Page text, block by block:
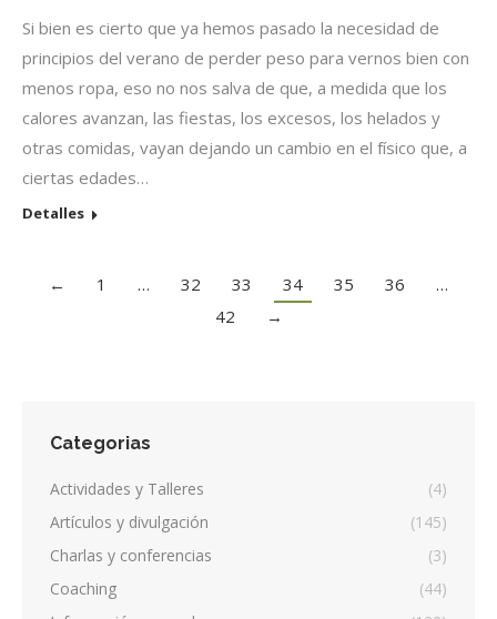
Si bien es cierto que ya hemos pasado la necesidad de
principios del verano de perder peso para vernos bien con
menos ropa, eso no nos salva de que, a medida que los
calores avanzan, las fiestas, los excesos, los helados y
otras comidas, vayan dejando un cambio en el físico que, a
ciertas edades…
Detalles
← 1 … 32 33 34 35 36
…
42
→
Categorias
Actividades y Talleres
(4)
Artículos y divulgación
(145)
Charlas y conferencias
(3)
Coaching
(44)